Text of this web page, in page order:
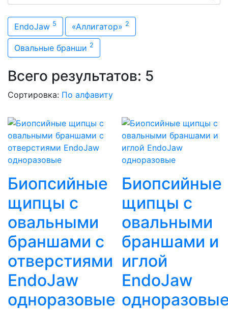
Модель
EndoJaw 5 «Аллигатор» 2
Овальные бранши 2
Всего результатов: 5
Сортировка: По алфавиту
Биопсийные
щипцы с
овальными
браншами с
отверстиями
EndoJaw
одноразовые
Биопсийные
щипцы с
овальными
браншами и
иглой
EndoJaw